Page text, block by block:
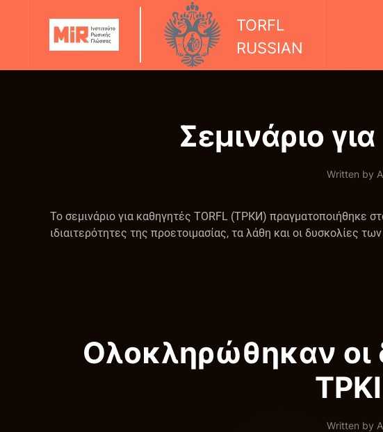
TORFL
RUSSIAN
Σεμινάριο
Written by
Το σεμινάριο για καθηγητές TORFL (ТРКИ) πραγματοποιήθηκε
ιδιαιτερότητες της προετοιμασίας, τα λάθη και οι δυσκολίες
Ολοκληρώθηκαν οι
Written by